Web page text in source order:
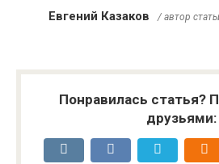
Евгений Казаков / автор
Понравилась статья?
друзьями: